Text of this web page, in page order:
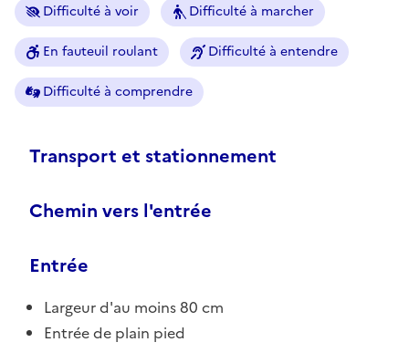
Difficulté à voir Difficulté à marcher
En fauteuil roulant Difficulté à entendre
Difficulté à comprendre
Transport et stationnement
Chemin vers l'entrée
Entrée
Largeur d'au moins 80 cm
Entrée de plain pied